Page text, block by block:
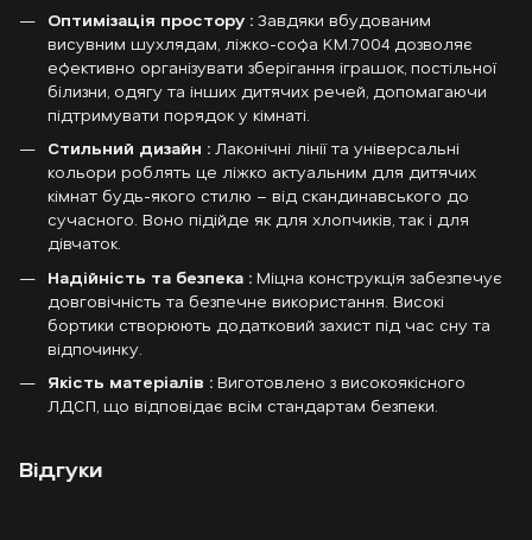
Оптимізація простору : Завдяки вбудованим
висувним шухлядам, ліжко-софа KM.7004 дозволяє
ефективно організувати зберігання іграшок, постільної
білизни, одягу та інших дитячих речей, допомагаючи
підтримувати порядок у кімнаті.
Стильний дизайн : Лаконічні лінії та універсальні
кольори роблять це ліжко актуальним для дитячих
кімнат будь-якого стилю – від скандинавського до
сучасного. Воно підійде як для хлопчиків, так і для
дівчаток.
Надійність та безпека : Міцна конструкція забезпечує
довговічність та безпечне використання. Високі
бортики створюють додатковий захист під час сну та
відпочинку.
Якість матеріалів : Виготовлено з високоякісного
ЛДСП, що відповідає всім стандартам безпеки.
Відгуки